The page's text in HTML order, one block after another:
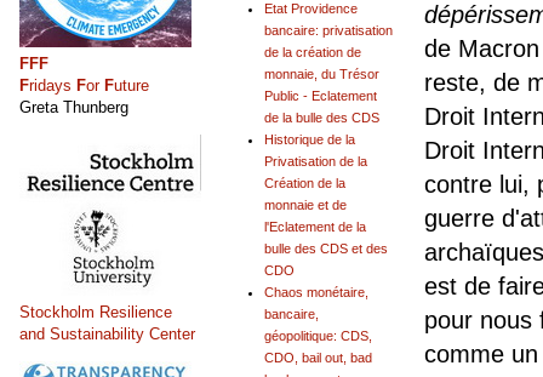
de
reste, de
Droit
Droit
contre lui,
guerre
est de
pour nous
comme
Etat Providence
bancaire: privatisation
de la création de
monnaie, du Trésor
Public - Eclatement
de la bulle des CDS
Historique de la
Privatisation de la
Création de la
monnaie et de
l'Eclatement de la
bulle des CDS et des
CDO
Chaos monétaire,
bancaire,
géopolitique: CDS,
CDO, bail out, bad
FFF
Fridays For Future
Greta Thunberg
Stockholm Resilience
and Sustainability Center